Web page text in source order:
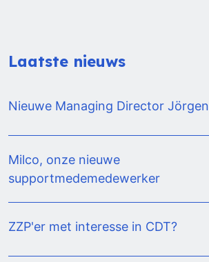
Laatste nieuws
Nieuwe Managing Director Jörgen
Lees hier meer
Milco, onze nieuwe
supportmedemedewerker
ZZP'er met interesse in CDT?